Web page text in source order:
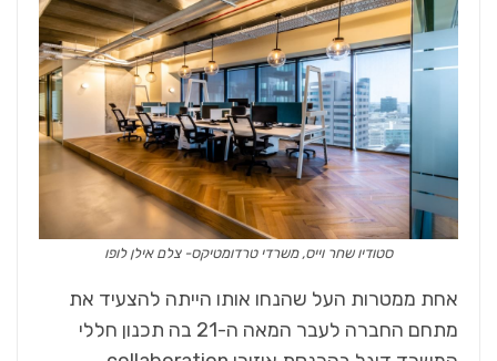
סטודיו שחר וייס, משרדי טרדומטיקס- צלם אילן לופו
אחת ממטרות העל שהנחו אותו הייתה להצעיד את
מתחם החברה לעבר המאה ה-21 בה תכנון חללי